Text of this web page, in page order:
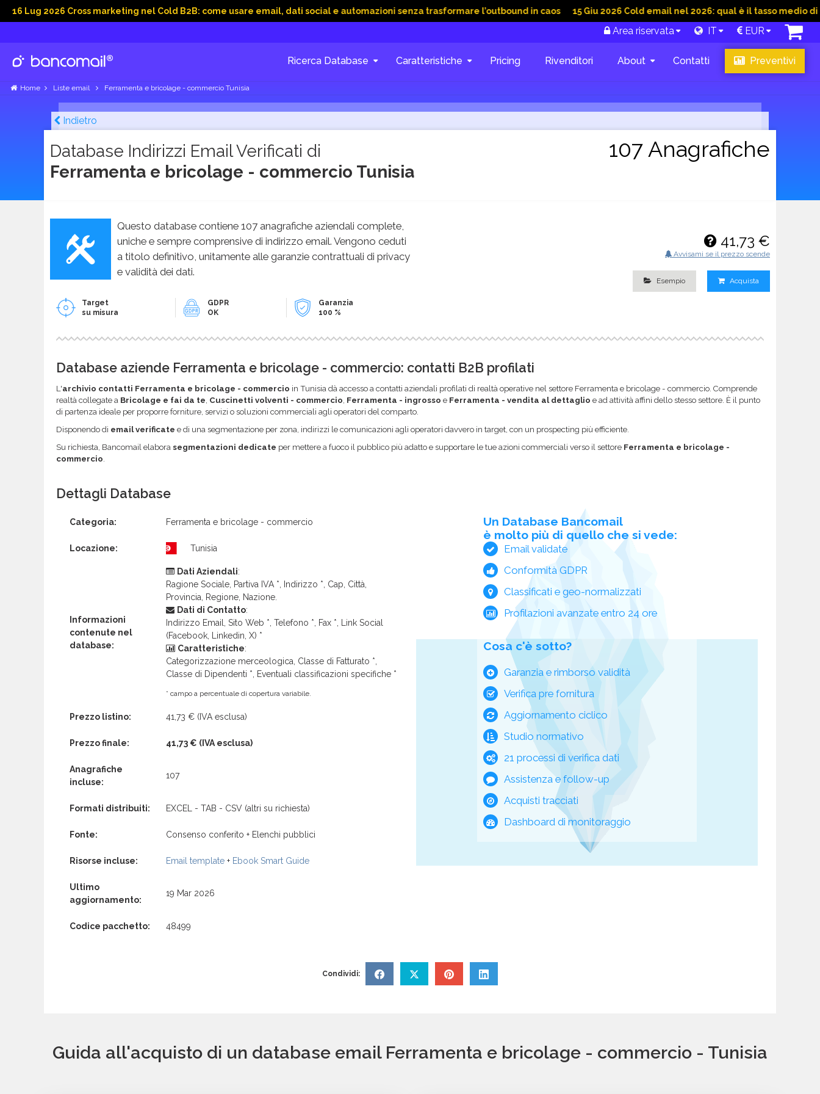
2026 Cross marketing nel Cold B2B: come usare email, dati social e automazioni senza trasformare l’outbound in caos 15 Giu 2026 Cold email nel 2026: qual è il tasso medio di
Area riservata IT EUR
Ricerca Database Caratteristiche Pricing Rivenditori About Contatti Preventivi
Home Liste email Ferramenta e bricolage - commercio Tunisia
Indietro
Database Indirizzi Email Verificati di
Ferramenta e bricolage - commercio Tunisia
107 Anagrafiche
Questo database contiene 107 anagrafiche aziendali complete,
uniche e sempre comprensive di indirizzo email. Vengono ceduti
a titolo definitivo, unitamente alle garanzie contrattuali di privacy
e validità dei dati.
Target
su misura
GDPR
OK
Garanzia
100 %
41,73 €
Avvisami se il prezzo scende
Esempio Acquista
Database aziende Ferramenta e bricolage - commercio: contatti B2B profilati
L'archivio contatti Ferramenta e bricolage - commercio in Tunisia dà accesso a contatti aziendali profilati di realtà operative nel settore Ferramenta e bricolage - commercio. Comprende
realtà collegate a Bricolage e fai da te Cuscinetti volventi - commercio Ferramenta - ingrosso e Ferramenta - vendita al dettaglio e ad attività affini dello stesso settore. È il punto
di partenza ideale per proporre forniture, servizi o soluzioni commerciali agli operatori del comparto.
Disponendo di email verificate e di una segmentazione per zona, indirizzi le comunicazioni agli operatori davvero in target, con un prospecting più efficiente.
Su richiesta, Bancomail elabora segmentazioni dedicate per mettere a fuoco il pubblico più adatto e supportare le tue azioni commerciali verso il settore Ferramenta e bricolage -
commercio
Dettagli Database
Categoria: Ferramenta e bricolage - commercio
Locazione: Tunisia
Informazioni
contenute nel
database:
Dati Aziendali:
Ragione Sociale, Partiva IVA *, Indirizzo *, Cap, Città,
Provincia, Regione, Nazione.
Dati di Contatto:
Indirizzo Email, Sito Web *, Telefono *, Fax *, Link Social
(Facebook, Linkedin, X) *
Caratteristiche:
Categorizzazione merceologica, Classe di Fatturato *,
Classe di Dipendenti *, Eventuali classificazioni specifiche *
* campo a percentuale di copertura variabile.
Prezzo listino: 41,73 € (IVA esclusa)
Prezzo finale: 41,73 € (IVA esclusa)
Anagrafiche
incluse:
107
Formati distribuiti: EXCEL - TAB - CSV (altri su richiesta)
Fonte: Consenso conferito + Elenchi pubblici
Risorse incluse: Email template + Ebook Smart Guide
Ultimo
aggiornamento:
19 Mar 2026
Codice pacchetto: 48499
Un Database Bancomail
è molto più di quello che si vede:
Email validate
Conformità GDPR
Classificati e geo-normalizzati
Profilazioni avanzate entro 24 ore
Cosa c'è sotto?
Garanzia e rimborso validità
Verifica pre fornitura
Aggiornamento ciclico
Studio normativo
21 processi di verifica dati
Assistenza e follow-up
Acquisti tracciati
Dashboard di monitoraggio
Condividi:
Guida all'acquisto di un database email Ferramenta e bricolage - commercio - Tunisia